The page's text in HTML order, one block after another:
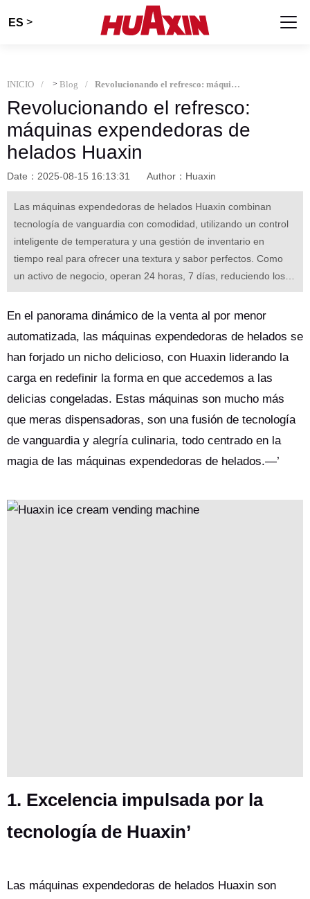
ES >
INICIO > Blog Revolucionando el refresco: máquinas expendedoras de helados Huaxin
Revolucionando el refresco:
máquinas expendedoras de
helados Huaxin
Date：2025-08-15 16:13:31 Author：Huaxin
Las máquinas expendedoras de helados Huaxin combinan
tecnología de vanguardia con comodidad, utilizando un control
inteligente de temperatura y una gestión de inventario en
tiempo real para ofrecer una textura y sabor perfectos. Como
un activo de negocio, operan 24 horas, 7 días, reduciendo los
costos laborales al tiempo que aumentan las ganancias a través
de la optimización de ventas basada en datos. Más allá de la
niño hasta las parejas que comparten dulces personalizados,
convirtiendo las interacciones cotidianas en dulces recuerdos y
redefiniendo el consumo de postres congelados.
En el panorama dinámico de la venta al por menor
automatizada, las máquinas expendedoras de helados se
han forjado un nicho delicioso, con Huaxin liderando la
carga en redefinir la forma en que accedemos a las
delicias congeladas. Estas máquinas son mucho más
que meras dispensadoras, son una fusión de tecnología
de vanguardia y alegría culinaria, todo centrado en la
magia de las máquinas expendedoras de helados.—’
1. Excelencia impulsada por la
tecnología de Huaxin’
Las máquinas expendedoras de helados Huaxin son